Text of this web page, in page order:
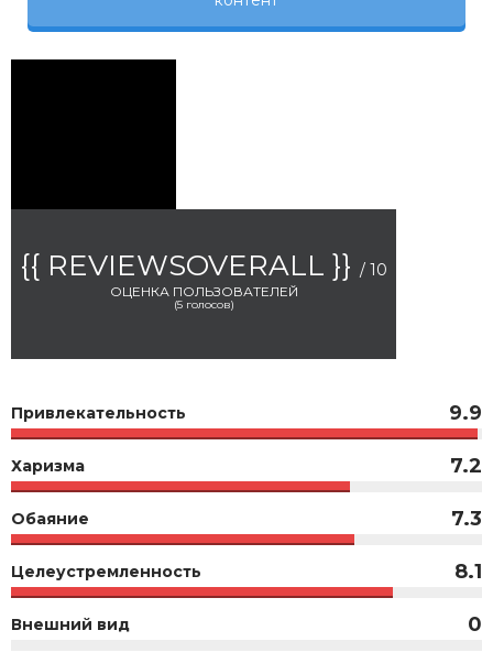
{{ REVIEWSOVERALL }} / 10
ОЦЕНКА ПОЛЬЗОВАТЕЛЕЙ
(5голосов)
Привлекательность 9.9
Харизма 7.2
Обаяние 7.3
Целеустремленность 8.1
Внешний вид 0